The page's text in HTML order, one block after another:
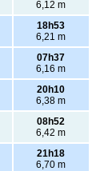
6,12 m
18h53
6,21 m
07h37
6,16 m
20h10
6,38 m
08h52
6,42 m
21h18
6,70 m